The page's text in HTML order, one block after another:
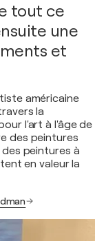
tout ce
une
et
américaine
la
l'art à l'âge de
des peintures
peintures à
en valeur la